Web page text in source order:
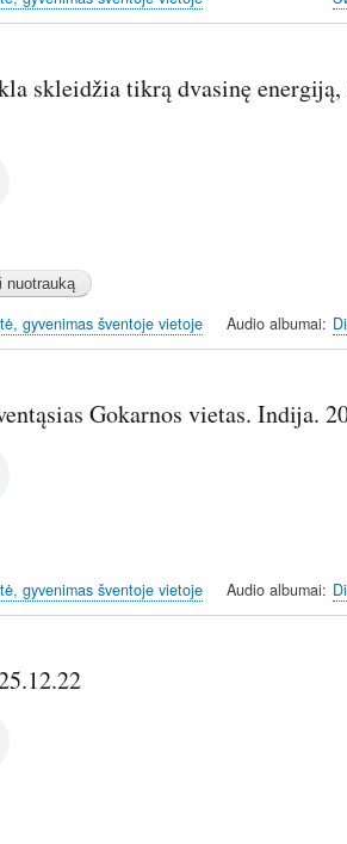
skleidžia tikrą dvasinę
gyvenimas šventoje vietoje Audio albumai
Gokarnos vietas. Indija.
gyvenimas šventoje vietoje Audio albumai